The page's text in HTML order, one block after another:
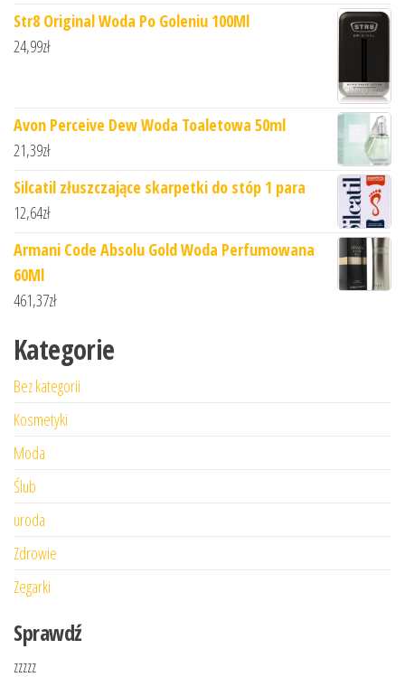
Str8 Original Woda Po Goleniu 100Ml
24,99zł
Avon Perceive Dew Woda Toaletowa 50ml
21,39zł
Silcatil złuszczające skarpetki do stóp 1 para
12,64zł
Armani Code Absolu Gold Woda Perfumowana
60Ml
461,37zł
Kategorie
Bez kategorii
Kosmetyki
Moda
Ślub
uroda
Zdrowie
Zegarki
Sprawdź
zzzzz